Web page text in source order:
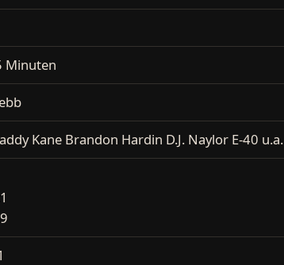
Minuten
Kane Brandon Hardin D.J. Naylor E-40 u.a.